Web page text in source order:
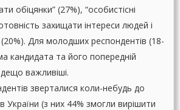
обіцянки” (27%), “особистісні
захищати інтереси людей і
(20%). Для молодших респондентів (18-
кандидата та його попередній
важливіші.
зверталися коли-небудь до
України (з них 44% змогли вирішити